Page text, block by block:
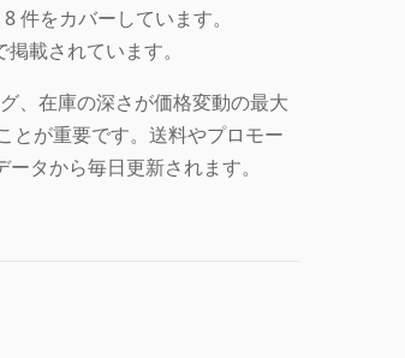
件をカバーしています。
載されています。
、在庫の深さが価格変動の最大
とが重要です。送料やプロモー
タから毎日更新されます。